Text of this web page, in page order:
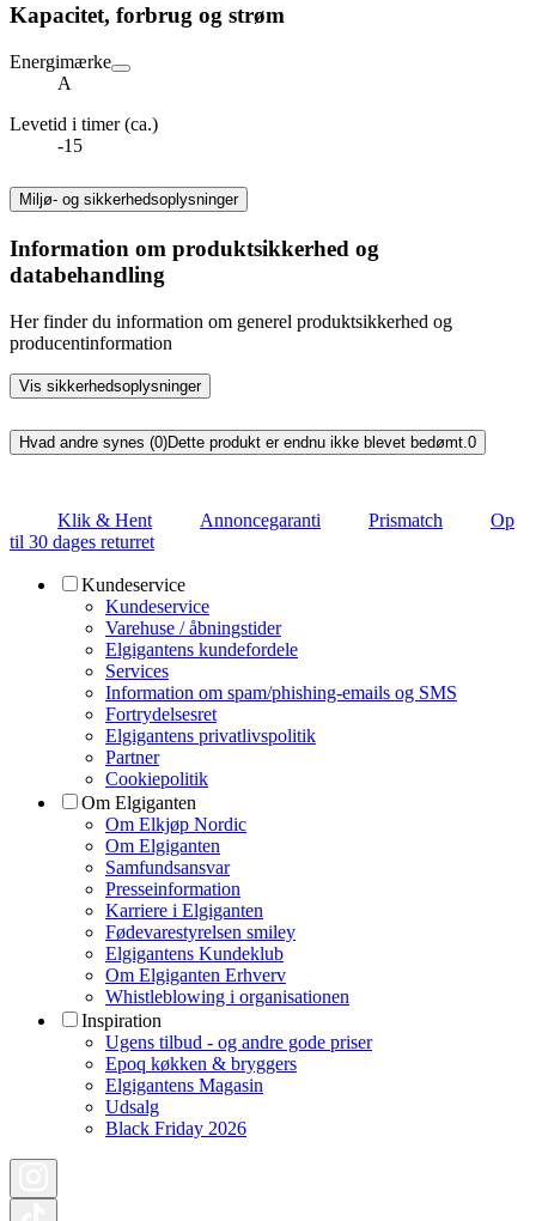
Kapacitet, forbrug og strøm
Energimærke
A
Levetid i timer (ca.)
-15
Miljø- og sikkerhedsoplysninger
Information om produktsikkerhed og
databehandling
Her finder du information om generel produktsikkerhed og
producentinformation
Vis sikkerhedsoplysninger
Hvad andre synes (0)Dette produkt er endnu ikke blevet bedømt. 0
Klik & Hent Annoncegaranti Prismatch
Op
til 30 dages returret
Kundeservice
Kundeservice
Varehuse / åbningstider
Elgigantens kundefordele
Services
Information om spam/phishing-emails og SMS
Fortrydelsesret
Elgigantens privatlivspolitik
Partner
Cookiepolitik
Om Elgiganten
Om Elkjøp Nordic
Om Elgiganten
Samfundsansvar
Presseinformation
Karriere i Elgiganten
Fødevarestyrelsen smiley
Elgigantens Kundeklub
Om Elgiganten Erhverv
Whistleblowing i organisationen
Inspiration
Ugens tilbud - og andre gode priser
Epoq køkken & bryggers
Elgigantens Magasin
Udsalg
Black Friday 2026